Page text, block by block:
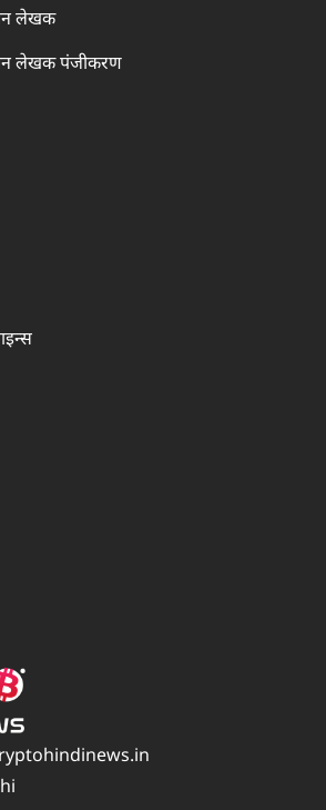
लेखक
लेखक पंजीकरण